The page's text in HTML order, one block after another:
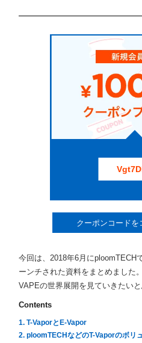
クーポンコードを
今回は、2018年6月にploomTECH
ーンチされた資料をまとめました
VAPEの世界展開を見ていきたいと
Contents
1. T-VaporとE-Vapor
2. ploomTECHなどのT-Vaporのボリ